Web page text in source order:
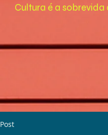
Cultura é a sobrevida
Post